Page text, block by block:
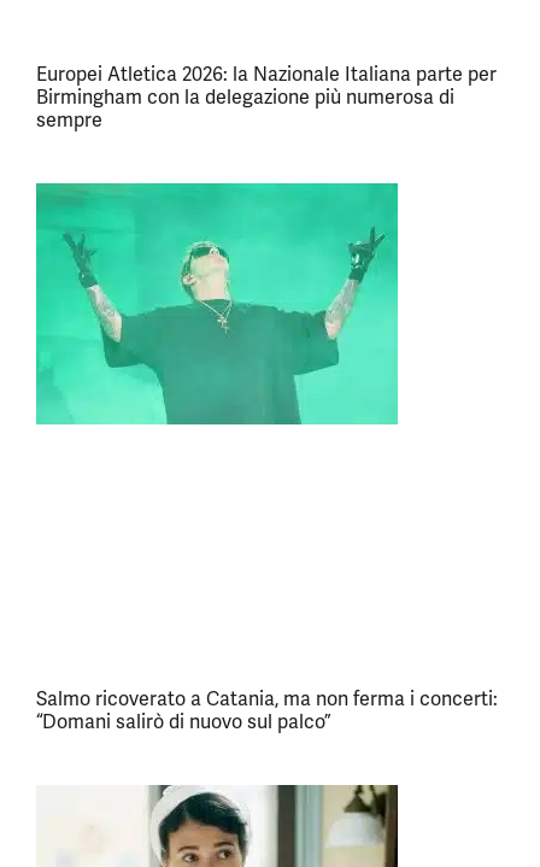
Europei Atletica 2026: la Nazionale Italiana parte per
Birmingham con la delegazione più numerosa di
sempre
Salmo ricoverato a Catania, ma non ferma i concerti:
“Domani salirò di nuovo sul palco”